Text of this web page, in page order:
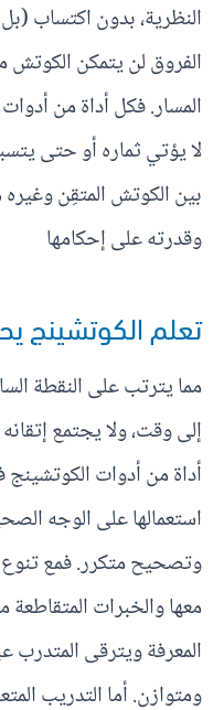
النظرية، بدون اكتساب
الفروق لن يتمكن
المسار. فكل أداة من
لا يؤتي ثماره أو حتى
بين الكوتش المتقِن وغيره
وقدرته على إحكامها
تعلم الكوتشينج
مما يترتب على النقطة
إلى وقت، ولا يجتمع
أداة من أدوات الكوتشينج
استعمالها على الوجه
وتصحيح متكرر. فمع تنوع
معها والخبرات المتقاطعة
المعرفة ويترقى
ومتوازن. أما التدريب